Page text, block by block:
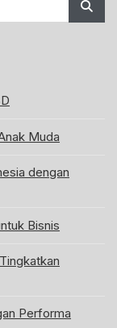
Muda
dengan
Bisnis
Performa